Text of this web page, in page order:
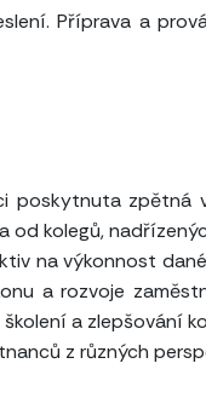
Příprava a
poskytnuta zpětná
kolegů,
na výkonnost
a rozvoje
a zlepšování
z různých